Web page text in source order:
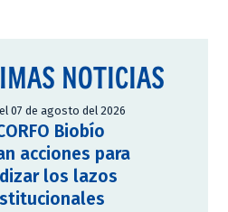
NOTICIAS
07 de agosto del 2026
Biobío
acciones para
los lazos